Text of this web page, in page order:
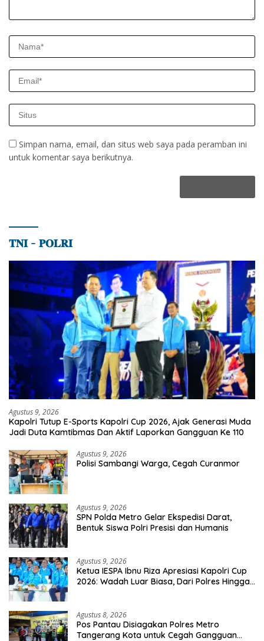
Simpan nama, email, dan situs web saya pada peramban ini
untuk komentar saya berikutnya.
𝐓𝐍𝐈 – 𝐏𝐎𝐋𝐑𝐈
Agustus 9, 2026
Kapolri Tutup E-Sports Kapolri Cup 2026, Ajak Generasi Muda
Jadi Duta Kamtibmas Dan Aktif Laporkan Gangguan Ke 110
Agustus 9, 2026
Polisi Sambangi Warga, Cegah Curanmor
Agustus 9, 2026
SPN Polda Metro Gelar Ekspedisi Darat,
Bentuk Siswa Polri Presisi dan Humanis
Agustus 9, 2026
Ketua IESPA Ibnu Riza Apresiasi Kapolri Cup
2026: Wadah Luar Biasa, Dari Polres Hingga
Agustus 8, 2026
Pos Pantau Disiagakan Polres Metro
Tangerang Kota untuk Cegah Gangguan